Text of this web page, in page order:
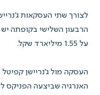
על 1.55 מיליארד שקל.
העסקה מול ג'נריישן
האנרגיה שביצעה הפניקס